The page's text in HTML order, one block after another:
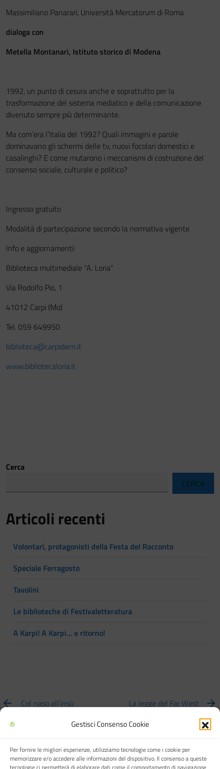
Gestisci Consenso Cookie
Per fornire le migliori esperienze, utilizziamo tecnologie come i cookie per
memorizzare e/o accedere alle informazioni del dispositivo. Il consenso a queste
Massimiliano Panarari, Università Mercatorum di Roma
dialoga con
Metella Montanari, Istituto storico di Modena
1992, un punto di cesura anche e soprattutto per la
trasformazione del sistema mediatico e della comunicazione
divenuto sempre più determinante.
Ma com’era l’Italia del 1992? Quali immagini e parole
dominavano gli schermi delle tv, nuovi focolari domestici e
casalinghi? E come mutarono i meccanismi di costruzione del
consenso sociale, culturale e politico?
Ingresso gratuito
Modalità di partecipazione secondo la normativa vigente
Info e aggiornamenti:
Biblioteca multimediale “A. Loria”
Via Rodolfo Pio, 1
41012 Carpi (Mo)
Tel. 059 649950
biblioteca@carpidiem.it
www.bibliotecaloria.it
Cerca
CERCA
Articoli recenti
Volontari, protagonisti della Festa del Racconto
Speciale Ferragosto
Tavolini
Le biblioteche di Festivaletteratura
A Karpi! A Karpi… e ritorno!
Col naso all’insù La legge del Far West
Biblioteca multimediale "Arturo Loria"